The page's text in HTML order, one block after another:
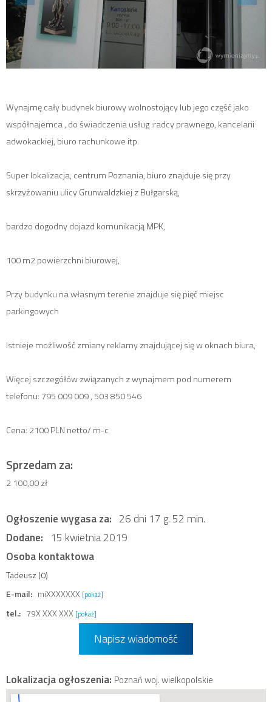
Wynajmę cały budynek biurowy wolnostojący lub jego część jako
współnajemca , do świadczenia usług :radcy prawnego, kancelarii
adwokackiej, biuro rachunkowe itp.
Super lokalizacja, centrum Poznania, biuro znajduje się przy
skrzyżowaniu ulicy Grunwaldzkiej z Bułgarską,
bardzo dogodny dojazd komunikacją MPK,
100 m2 powierzchni biurowej,
Przy budynku na własnym terenie znajduje się pięć miejsc
parkingowych
Istnieje możliwość zmiany reklamy znajdującej się w oknach biura,
Więcej szczegółów związanych z wynajmem pod numerem
telefonu: 795 009 009 , 503 850 546
Cena: 2100 PLN netto/ m-c
Sprzedam za:
2 100,00 zł
Ogłoszenie wygasa za: 26 dni 17 g. 52 min.
Dodane: 15 kwietnia 2019
Osoba kontaktowa
Tadeusz (0)
E-mail: miXXXXXXX [pokaż]
tel.: 79X XXX XXX [pokaż]
Napisz wiadomość
Lokalizacja ogłoszenia: Poznań woj. wielkopolskie